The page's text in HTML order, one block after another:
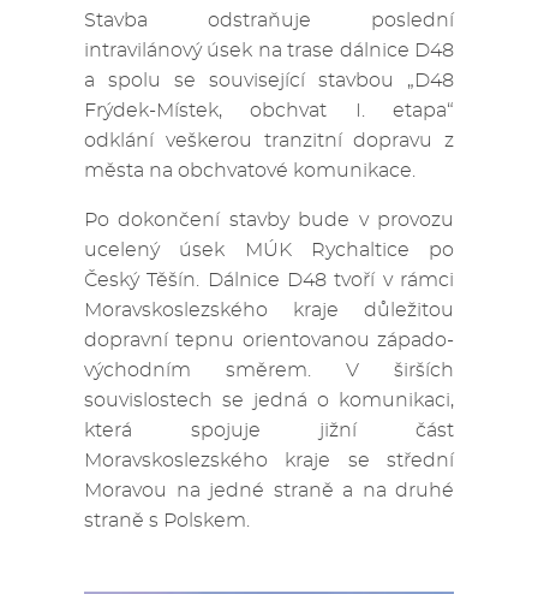
Stavba odstraňuje poslední
intravilánový úsek na trase dálnice D48
a spolu se související stavbou „D48
Frýdek-Místek, obchvat I. etapa“
odklání veškerou tranzitní dopravu z
města na obchvatové komunikace.
Po dokončení stavby bude v provozu
ucelený úsek MÚK Rychaltice po
Český Těšín. Dálnice D48 tvoří v rámci
Moravskoslezského kraje důležitou
dopravní tepnu orientovanou západo-
východním směrem. V širších
souvislostech se jedná o komunikaci,
která spojuje jižní část
Moravskoslezského kraje se střední
Moravou na jedné straně a na druhé
straně s Polskem.